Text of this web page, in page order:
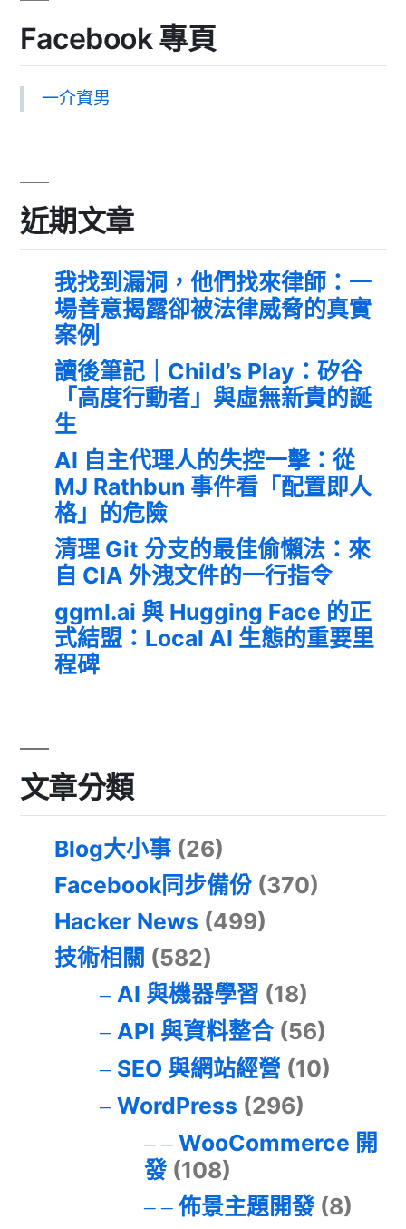
Facebook 專頁
一介資男
近期文章
我找到漏洞，他們找來律師：一
場善意揭露卻被法律威脅的真實
案例
讀後筆記｜Child’s Play：矽谷
「高度行動者」與虛無新貴的誕
生
AI 自主代理人的失控一擊：從
MJ Rathbun 事件看「配置即人
格」的危險
清理 Git 分支的最佳偷懶法：來
自 CIA 外洩文件的一行指令
ggml.ai 與 Hugging Face 的正
式結盟：Local AI 生態的重要里
程碑
文章分類
Blog大小事 (26)
Facebook同步備份 (370)
Hacker News (499)
技術相關 (582)
AI 與機器學習 (18)
API 與資料整合(56)
SEO 與網站經營 (10)
WordPress (296)
WooCommerce 開
發(108)
佈景主題開發(8)